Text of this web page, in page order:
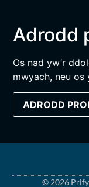
Adrodd
Os nad yw’r
mwyach, neu os
ADRODD
© 2026